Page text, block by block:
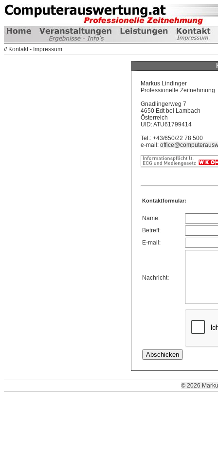
// Kontakt - Impressum
Markus Lindinger
Professionelle Zeitnehmung
Gnadlingerweg 7
4650 Edt bei Lambach
Österreich
UID: ATU61799414
Tel.: +43/650/22 78 500
e-mail:
Kontaktformular:
Name:
Betreff:
E-mail:
Nachricht:
© 2026